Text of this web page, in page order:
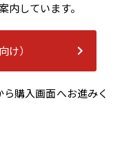
内しています。
け）
購入画面へお進みく